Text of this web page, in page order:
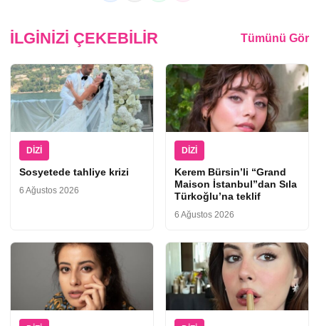
İLGINIZI ÇEKEBILIR Tümünü Gör
DIZI
Sosyetede tahliye krizi
6 Ağustos 2026
DIZI
Kerem Bürsin’li “Grand
Maison İstanbul”dan Sıla
Türkoğlu’na teklif
6 Ağustos 2026